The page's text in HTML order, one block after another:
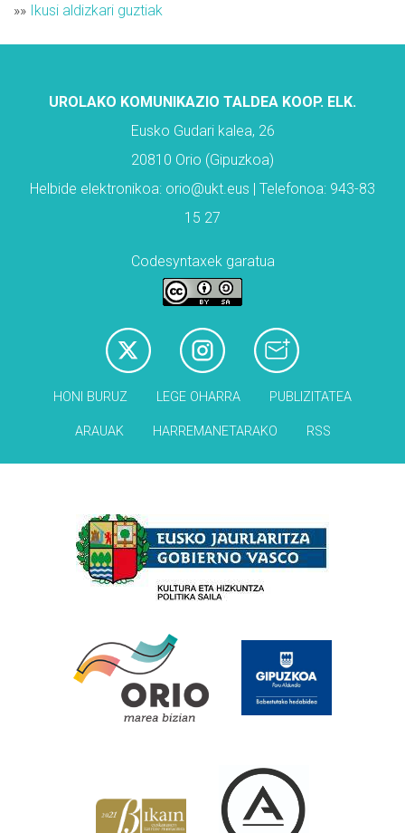
»» Ikusi aldizkari guztiak
UROLAKO KOMUNIKAZIO TALDEA KOOP. ELK.
Eusko Gudari kalea, 26
20810 Orio (Gipuzkoa)
Helbide elektronikoa: orio@ukt.eus | Telefonoa: 943-83
15 27
Codesyntaxek garatua
HONI BURUZ LEGE OHARRA PUBLIZITATEA
ARAUAK HARREMANETARAKO RSS